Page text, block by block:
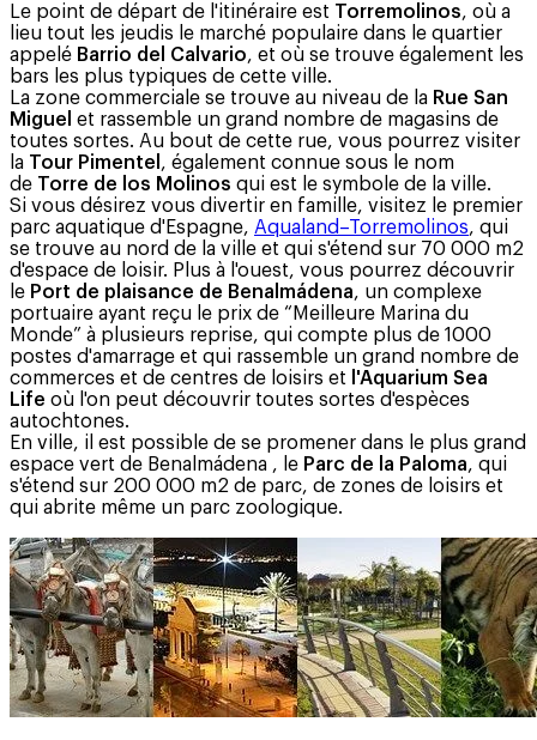
Le point de départ de l'itinéraire est Torremolinos, où a
lieu tout les jeudis le marché populaire dans le quartier
appelé Barrio del Calvario, et où se trouve également les
bars les plus typiques de cette ville.
La zone commerciale se trouve au niveau de la Rue San
Miguel et rassemble un grand nombre de magasins de
toutes sortes. Au bout de cette rue, vous pourrez visiter
la Tour Pimentel , également connue sous le nom
de Torre de los Molinos qui est le symbole de la ville.
Si vous désirez vous divertir en famille, visitez le premier
parc aquatique d'Espagne, Aqualand–Torremolinos, qui
se trouve au nord de la ville et qui s'étend sur 70 000 m2
d'espace de loisir. Plus à l'ouest, vous pourrez découvrir
le Port de plaisance de Benalmádena, un complexe
portuaire ayant reçu le prix de “Meilleure Marina du
Monde” à plusieurs reprise, qui compte plus de 1000
postes d'amarrage et qui rassemble un grand nombre de
commerces et de centres de loisirs et
l'Aquarium Sea
Life où l'on peut découvrir toutes sortes d'espèces
autochtones.
En ville, il est possible de se promener dans le plus grand
espace vert de Benalmádena , le Parc de la Paloma, qui
s'étend sur 200 000 m2 de parc, de zones de loisirs et
qui abrite même un parc zoologique.